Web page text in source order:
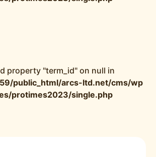
property "term_id" on null in
public_html/arcs-ltd.net/cms/wp
protimes2023/single.php